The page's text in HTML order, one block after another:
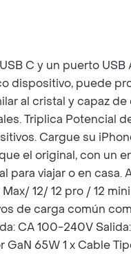
C y un puerto
dispositivo, puede
al cristal y capaz
Triplica Potencial
Cargue su
el original, con un
viajar o en
12/ 12 pro / 12
de carga común
CA 100-240V
65W 1 x Cable